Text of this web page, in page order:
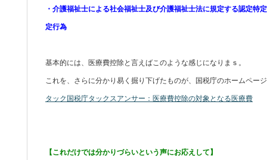
・介護福祉士による社会福祉士及び介護福祉士法に規定する認定特
定行為
基本的には、医療費控除と言えばこのような感じになりまｓ。
これを、さらに分かり易く掘り下げたものが、国税庁のホームペー
タック国税庁タックスアンサー：医療費控除の対象となる医療費
【これだけでは分かりづらいという声にお応えして】